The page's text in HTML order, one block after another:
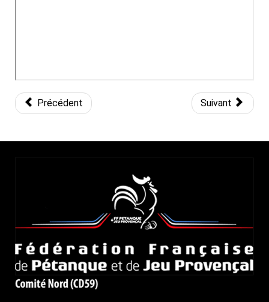
Précédent Suivant